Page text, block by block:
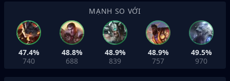
MẠNH SO VỚI
47.4%
740
48.8%
688
48.9%
839
48.9%
757
49.5%
970